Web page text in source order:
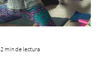
2 min de lectura